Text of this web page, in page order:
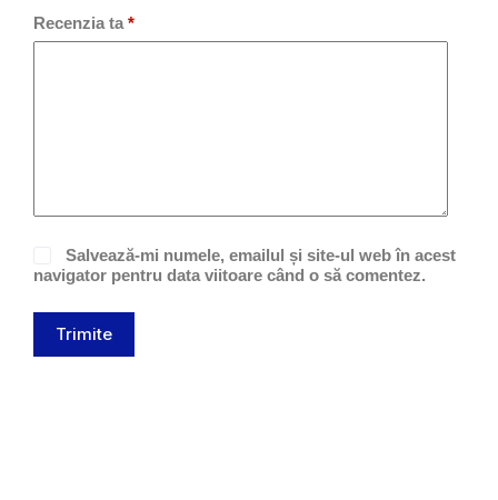
Recenzia ta *
Salvează-mi numele, emailul și site-ul web în acest
navigator pentru data viitoare când o să comentez.
Trimite